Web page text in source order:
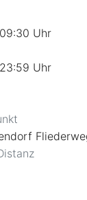
Uhr
Uhr